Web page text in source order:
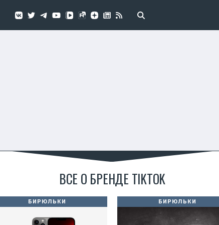
ВСЕ О БРЕНДЕ TIKTOK
БИРЮЛЬКИ БИРЮЛЬКИ